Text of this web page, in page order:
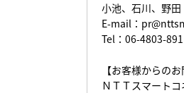
小池、石川、野田
E-mail：
Tel：06-4803-
【お客様からのお
ＮＴＴスマート